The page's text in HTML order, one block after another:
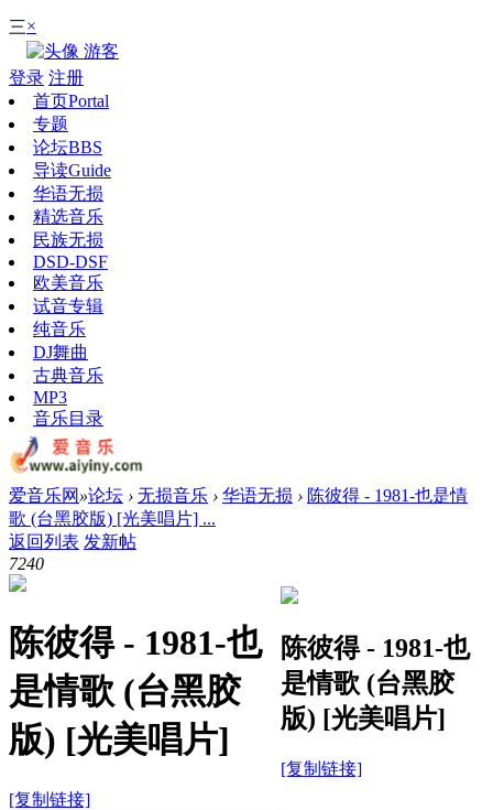
三×
游客
登录 注册
首页Portal
专题
论坛BBS
导读Guide
华语无损
精选音乐
民族无损
DSD-DSF
欧美音乐
试音专辑
纯音乐
DJ舞曲
古典音乐
MP3
音乐目录
爱音乐网 »论坛 › 无损音乐 › 华语无损 › 陈彼得 - 1981-也是情
歌 (台黑胶版) [光美唱片] ...
返回列表 发新帖
7240
陈彼得 - 1981-也
是情歌 (台黑胶
版) [光美唱片]
[复制链接]
陈彼得 - 1981-也
是情歌 (台黑胶
版) [光美唱片]
[复制链接]